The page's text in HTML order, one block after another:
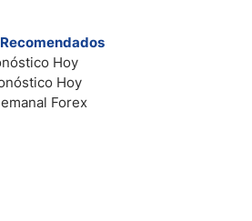
Hoy
Hoy
Forex